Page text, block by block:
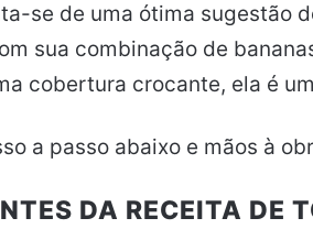
se de uma ótima sugestão
sua combinação de
cobertura crocante, ela é
a passo abaixo e mãos à
DA RECEITA DE